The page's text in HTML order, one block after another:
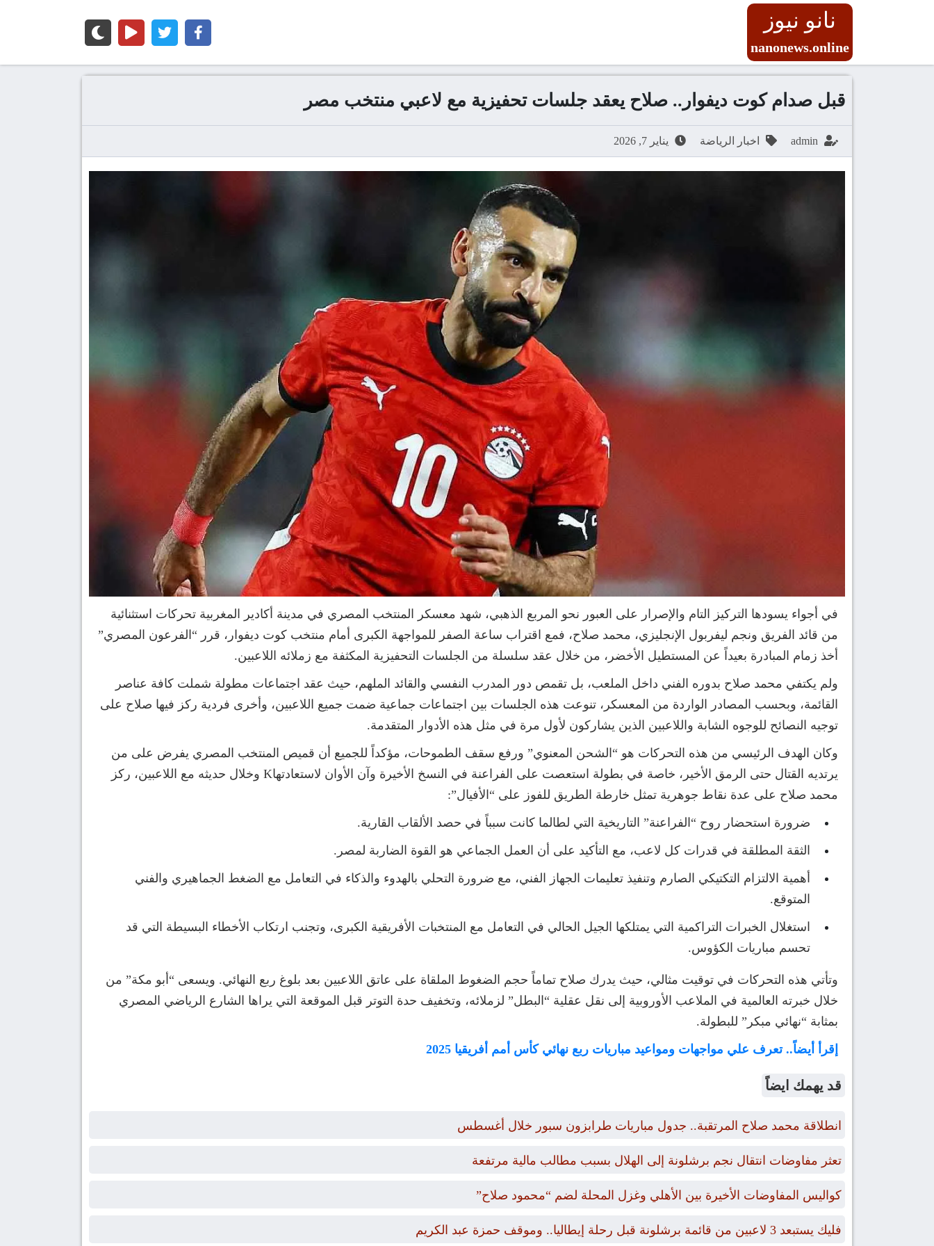
نانو نيوز
nanonews.online
قبل صدام كوت ديفوار.. صلاح يعقد جلسات تحفيزية مع لاعبي منتخب مصر
admin اخبار الرياضة يناير 7, 2026
في أجواء يسودها التركيز التام والإصرار على العبور نحو المربع الذهبي، شهد معسكر المنتخب المصري في مدينة أكادير المغربية تحركات استثنائية
من قائد الفريق ونجم ليفربول الإنجليزي، محمد صلاح، فمع اقتراب ساعة الصفر للمواجهة الكبرى أمام منتخب كوت ديفوار، قرر “الفرعون المصري”
أخذ زمام المبادرة بعيداً عن المستطيل الأخضر، من خلال عقد سلسلة من الجلسات التحفيزية المكثفة مع زملائه اللاعبين.
ولم يكتفي محمد صلاح بدوره الفني داخل الملعب، بل تقمص دور المدرب النفسي والقائد الملهم، حيث عقد اجتماعات مطولة شملت كافة عناصر
القائمة، وبحسب المصادر الواردة من المعسكر، تنوعت هذه الجلسات بين اجتماعات جماعية ضمت جميع اللاعبين، وأخرى فردية ركز فيها صلاح على
توجيه النصائح للوجوه الشابة واللاعبين الذين يشاركون لأول مرة في مثل هذه الأدوار المتقدمة.
وكان الهدف الرئيسي من هذه التحركات هو “الشحن المعنوي” ورفع سقف الطموحات، مؤكداً للجميع أن قميص المنتخب المصري يفرض على من
يرتديه القتال حتى الرمق الأخير، خاصة في بطولة استعصت على الفراعنة في النسخ الأخيرة وآن الأوان لاستعادتهاK وخلال حديثه مع اللاعبين، ركز
محمد صلاح على عدة نقاط جوهرية تمثل خارطة الطريق للفوز على “الأفيال”:
ضرورة استحضار روح “الفراعنة” التاريخية التي لطالما كانت سبباً في حصد الألقاب القارية.
الثقة المطلقة في قدرات كل لاعب، مع التأكيد على أن العمل الجماعي هو القوة الضاربة لمصر.
أهمية الالتزام التكتيكي الصارم وتنفيذ تعليمات الجهاز الفني، مع ضرورة التحلي بالهدوء والذكاء في التعامل مع الضغط الجماهيري والفني
المتوقع.
استغلال الخبرات التراكمية التي يمتلكها الجيل الحالي في التعامل مع المنتخبات الأفريقية الكبرى، وتجنب ارتكاب الأخطاء البسيطة التي قد
تحسم مباريات الكؤوس.
وتأتي هذه التحركات في توقيت مثالي، حيث يدرك صلاح تماماً حجم الضغوط الملقاة على عاتق اللاعبين بعد بلوغ ربع النهائي. ويسعى “أبو مكة” من
خلال خبرته العالمية في الملاعب الأوروبية إلى نقل عقلية “البطل” لزملائه، وتخفيف حدة التوتر قبل الموقعة التي يراها الشارع الرياضي المصري
بمثابة “نهائي مبكر” للبطولة.
إقرأ أيضاً.. تعرف علي مواجهات ومواعيد مباريات ربع نهائي كأس أمم أفريقيا 2025
قد يهمك ايضاً
انطلاقة محمد صلاح المرتقبة.. جدول مباريات طرابزون سبور خلال أغسطس
تعثر مفاوضات انتقال نجم برشلونة إلى الهلال بسبب مطالب مالية مرتفعة
كواليس المفاوضات الأخيرة بين الأهلي وغزل المحلة لضم “محمود صلاح”
فليك يستبعد 3 لاعبين من قائمة برشلونة قبل رحلة إيطاليا.. وموقف حمزة عبد الكريم